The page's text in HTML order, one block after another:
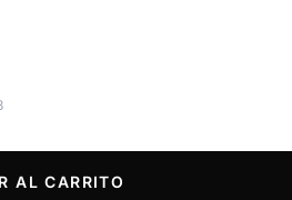
AL CARRITO